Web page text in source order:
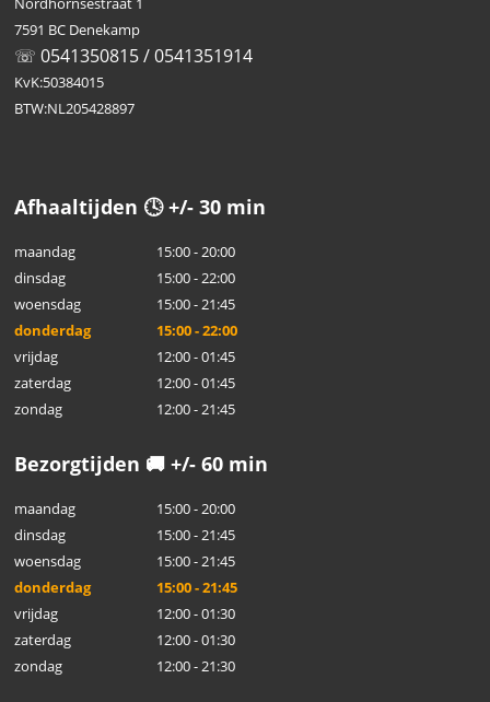
7591 BC Denekamp
☏ 0541350815 / 0541351914
KvK:50384015
BTW:NL205428897
Afhaaltijden 🕓 +/- 30 min
maandag
15:00 - 20:00
dinsdag
15:00 - 22:00
woensdag
15:00 - 21:45
donderdag
15:00 - 22:00
vrijdag
12:00 - 01:45
zaterdag
12:00 - 01:45
zondag
12:00 - 21:45
Bezorgtijden 🚚 +/- 60 min
maandag
15:00 - 20:00
dinsdag
15:00 - 21:45
woensdag
15:00 - 21:45
donderdag
15:00 - 21:45
vrijdag
12:00 - 01:30
zaterdag
12:00 - 01:30
zondag
12:00 - 21:30